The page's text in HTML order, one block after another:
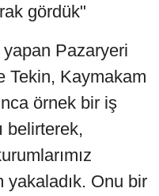
gördük"
Pazaryeri
Tekin, Kaymakam
örnek bir iş
belirterek,
yakaladık. Onu bir